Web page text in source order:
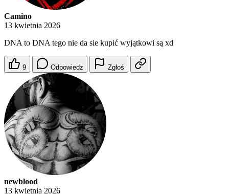
Camino
13 kwietnia 2026
DNA to DNA tego nie da sie kupić wyjątkowi są xd
9 Odpowiedz Zgłoś
newblood
13 kwietnia 2026